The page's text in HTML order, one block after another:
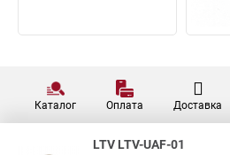
Каталог Оплата Доставка
LTV LTV-UAF-01